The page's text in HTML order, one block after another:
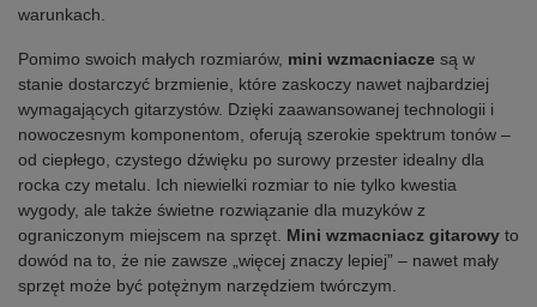
warunkach.
Pomimo swoich małych rozmiarów, mini wzmacniacze są w
stanie dostarczyć brzmienie, które zaskoczy nawet najbardziej
wymagających gitarzystów. Dzięki zaawansowanej technologii i
nowoczesnym komponentom, oferują szerokie spektrum tonów –
od ciepłego, czystego dźwięku po surowy przester idealny dla
rocka czy metalu. Ich niewielki rozmiar to nie tylko kwestia
wygody, ale także świetne rozwiązanie dla muzyków z
ograniczonym miejscem na sprzęt. Mini wzmacniacz gitarowy to
dowód na to, że nie zawsze „więcej znaczy lepiej” – nawet mały
sprzęt może być potężnym narzędziem twórczym.